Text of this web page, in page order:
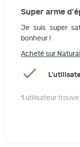
Super arme
Je suis super
bonheur !
Acheté sur
1 utilisateur